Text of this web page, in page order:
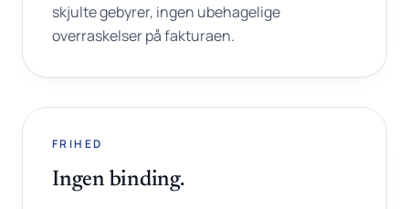
skjulte gebyrer, ingen ubehagelige
overraskelser på fakturaen.
FRIHED
Ingen binding.